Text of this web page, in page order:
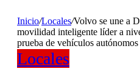
Inicio/Locales/Volvo se une a
movilidad inteligente líder a
prueba de vehículos autónomos
Locales